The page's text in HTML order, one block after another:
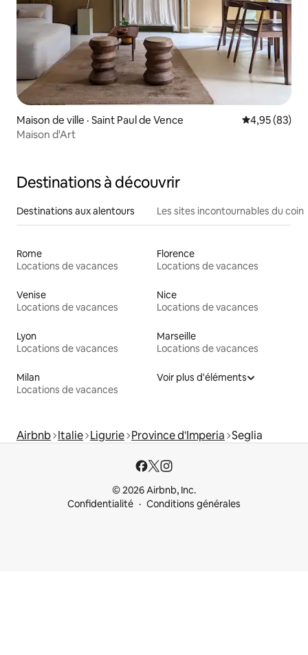
Maison de ville · Saint Paul de Vence Note
4,95 (83)
Maison d'Art
Destinations à découvrir
Destinations aux alentours Les sites incontournables du coin
Rome
Locations de vacances
Florence
Locations de vacances
Venise
Locations de vacances
Nice
Locations de vacances
Lyon
Locations de vacances
Marseille
Locations de vacances
Milan
Locations de vacances
Voir plus d'éléments
Airbnb Italie Ligurie Province d'Imperia Seglia
© 2026 Airbnb, Inc.
Confidentialité
Conditions générales